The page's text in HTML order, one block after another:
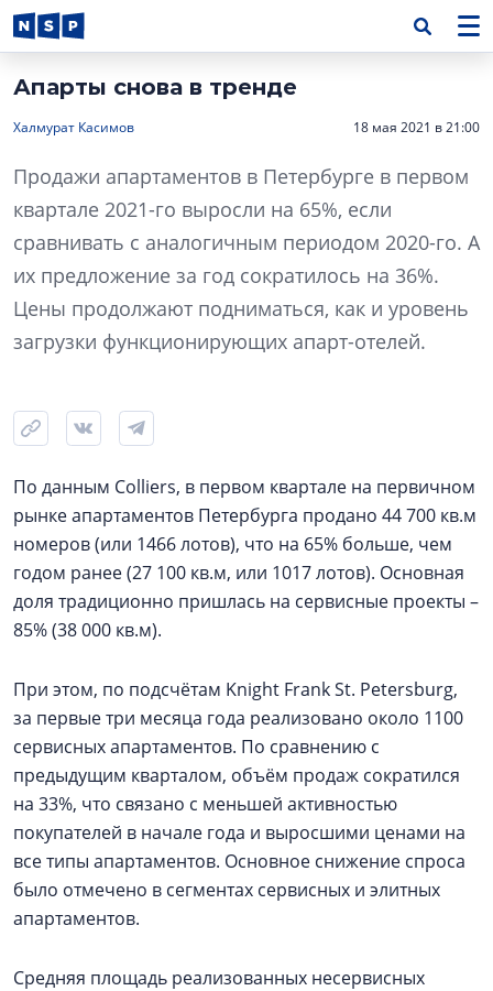
Апарты снова в тренде
Халмурат Касимов 18 мая 2021 в 21:00
Продажи апартаментов в Петербурге в первом
квартале 2021-го выросли на 65%, если
сравнивать с аналогичным периодом 2020-го. А
их предложение за год сократилось на 36%.
Цены продолжают подниматься, как и уровень
загрузки функционирующих апарт-отелей.
По данным Colliers, в первом квартале на первичном
рынке апартаментов Петербурга продано 44 700 кв.м
номеров (или 1466 лотов), что на 65% больше, чем
годом ранее (27 100 кв.м, или 1017 лотов). Основная
доля традиционно пришлась на сервисные проекты –
85% (38 000 кв.м).
При этом, по подсчётам Knight Frank St. Petersburg,
за первые три месяца года реализовано около 1100
сервисных апартаментов. По сравнению с
предыдущим кварталом, объём продаж сократился
на 33%, что связано с меньшей активностью
покупателей в начале года и выросшими ценами на
все типы апартаментов. Основное снижение спроса
было отмечено в сегментах сервисных и элитных
апартаментов.
Средняя площадь реализованных несервисных